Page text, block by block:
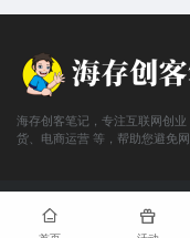
海存创客笔记，专注互联网创
货、电商运营 等，帮助您避免
© 2016 海存创客笔记 -
2024108698号-2